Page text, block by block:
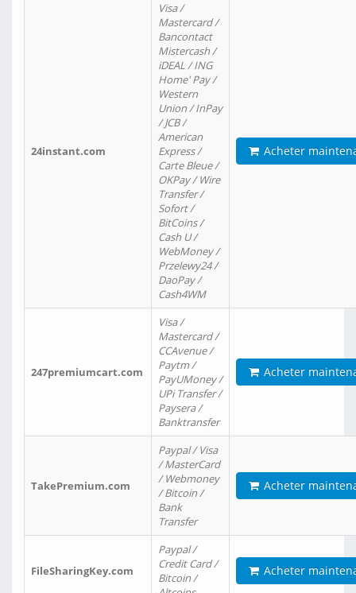
24instant.com
Visa /
Mastercard /
Bancontact
Mistercash /
iDEAL / ING
Home' Pay /
Western
Union / InPay
/ JCB /
American
Express /
Carte Bleue /
OKPay / Wire
Transfer /
Sofort /
BitCoins /
Cash U /
WebMoney /
Przelewy24 /
DaoPay /
Cash4WM
Acheter
247premiumcart.com
Visa /
Mastercard /
CCAvenue /
Paytm /
PayUMoney /
UPi Transfer /
Paysera /
Banktransfer
Acheter
TakePremium.com
Paypal / Visa
/ MasterCard
/ Webmoney
/ Bitcoin /
Bank
Transfer
Acheter
FileSharingKey.com
Paypal /
Credit Card /
Bitcoin /
Acheter